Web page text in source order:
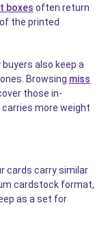
boxes often return
the printed
also keep a
Browsing miss
those in-
more weight
cards carry similar
cardstock format,
as a set for